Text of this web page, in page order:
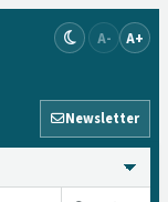
A- A+
Newsletter